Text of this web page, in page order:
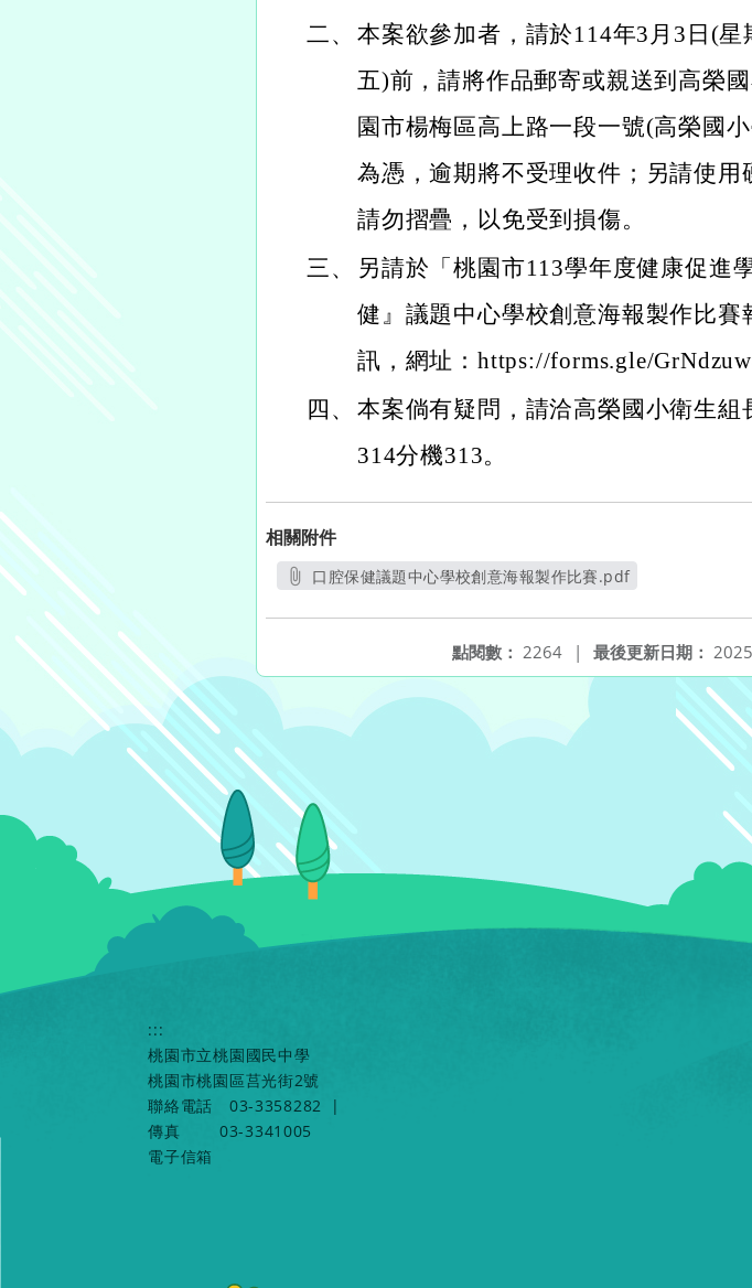
二、 本案欲參加者，請於114年3月3日(星
五)前，請將作品郵寄或親送到高榮
園市楊梅區高上路一段一號(高榮國
為憑，逾期將不受理收件；另請使用
請勿摺疊，以免受到損傷。
三、
另請於「桃園市113學年度健康促進
健』議題中心學校創意海報製作比賽
訊，網址：https://forms.gle/
四、 本案倘有疑問，請洽高榮國小衛生組
314分機313。
相關附件
口腔保健議題中心學校創意海報製作比賽.pdf
最後更新日期：
點閱數： 2264 |
:::
桃園市立桃園國民中學
桃園市桃園區莒光街2號
聯絡電話
03-3358282
|
傳真
03-3341005
電子信箱